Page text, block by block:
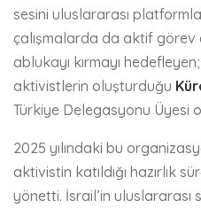
sesini uluslararası
çalışmalarda da aktif görev
ablukayı kırmayı
aktivistlerin oluşturduğu
Türkiye Delegasyonu Üyesi
2025 yılındaki bu
aktivistin katıldığı hazırlık
yönetti. İsrail’in